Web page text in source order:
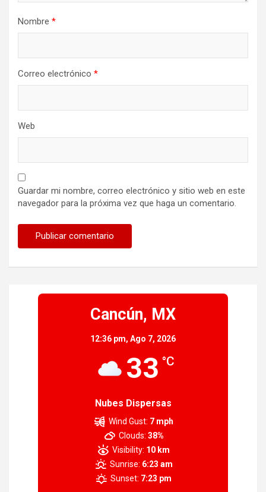
Nombre *
Correo electrónico *
Web
Guardar mi nombre, correo electrónico y sitio web en este
navegador para la próxima vez que haga un comentario.
Cancún, MX
12:36 pm, Ago 7, 2026
33 °C
Nubes Dispersas
Wind Gust: 7 mph
Clouds: 38%
Visibility: 10 km
Sunrise: 6:23 am
Sunset: 7:23 pm